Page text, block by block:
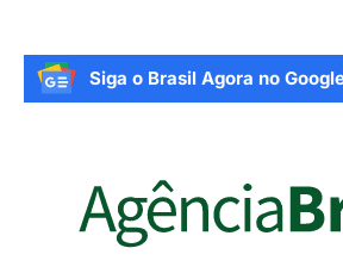
Siga o Brasil Agora no